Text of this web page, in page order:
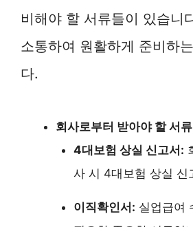
비해야 할 서류들이 있습니
소통하여 원활하게 준비하
다.
회사로부터 받아야 할 서
4대보험 상실 신고서:
사 시 4대보험 상실 신
이직확인서: 실업급여